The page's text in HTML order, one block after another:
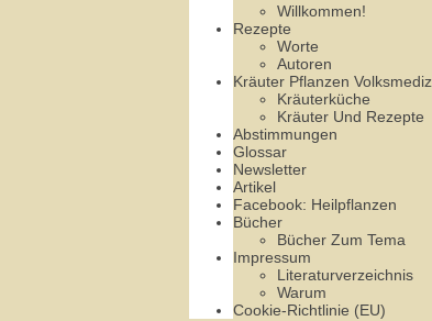
Willkommen!
Rezepte
Worte
Autoren
Kräuter Pflanzen
Kräuterküche
Kräuter Und Rezepte
Abstimmungen
Glossar
Newsletter
Artikel
Facebook: Heilpflanzen
Bücher
Bücher Zum Tema
Impressum
Literaturverzeichnis
Warum
Cookie-Richtlinie (EU)